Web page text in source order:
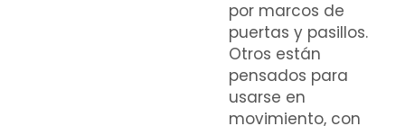
por marcos de
puertas y pasillos.
Otros están
pensados para
usarse en
movimiento, con